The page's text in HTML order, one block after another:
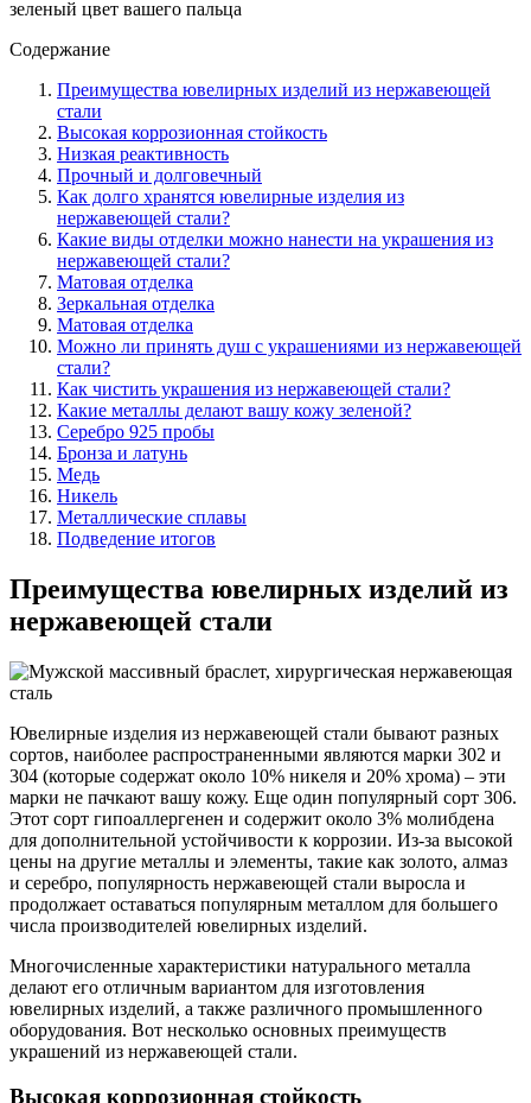
Содержание
Преимущества ювелирных изделий из нержавеющей
стали
Высокая коррозионная стойкость
Низкая реактивность
Прочный и долговечный
Как долго хранятся ювелирные изделия из
нержавеющей стали?
Какие виды отделки можно нанести на украшения из
нержавеющей стали?
Матовая отделка
Зеркальная отделка
Матовая отделка
Можно ли принять душ с украшениями из нержавеющей
стали?
Как чистить украшения из нержавеющей стали?
Какие металлы делают вашу кожу зеленой?
Серебро 925 пробы
Бронза и латунь
Медь
Никель
Металлические сплавы
Подведение итогов
Преимущества ювелирных изделий из
нержавеющей стали
Ювелирные изделия из нержавеющей стали бывают разных
сортов, наиболее распространенными являются марки 302 и
304 (которые содержат около 10% никеля и 20% хрома) – эти
марки не пачкают вашу кожу. Еще один популярный сорт 306.
Этот сорт гипоаллергенен и содержит около 3% молибдена
для дополнительной устойчивости к коррозии. Из-за высокой
цены на другие металлы и элементы, такие как золото, алмаз
и серебро, популярность нержавеющей стали выросла и
продолжает оставаться популярным металлом для большего
числа производителей ювелирных изделий.
Многочисленные характеристики натурального металла
делают его отличным вариантом для изготовления
ювелирных изделий, а также различного промышленного
оборудования. Вот несколько основных преимуществ
украшений из нержавеющей стали.
Высокая коррозионная стойкость